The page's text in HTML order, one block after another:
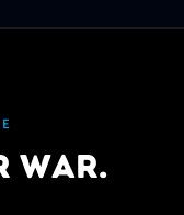
war.